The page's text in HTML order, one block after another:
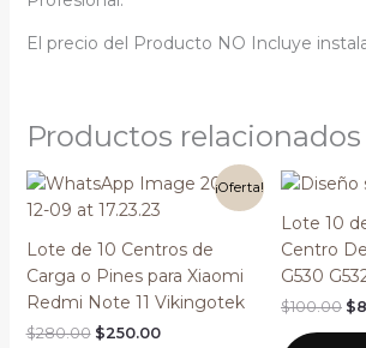
El precio del Producto NO Incluye
Productos relacionados
¡Oferta!
Lote de 10 Centros de
Carga o Pines para Xiaomi
Redmi Note 11 Vikingotek
$280.00
El
precio
original
$280.00.
$250.00
El
precio
actual
$250.00.
Lote 10
Centro
G530
$100.00
El
$